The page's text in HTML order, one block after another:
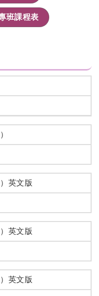
班課程表
英文版
英文版
英文版